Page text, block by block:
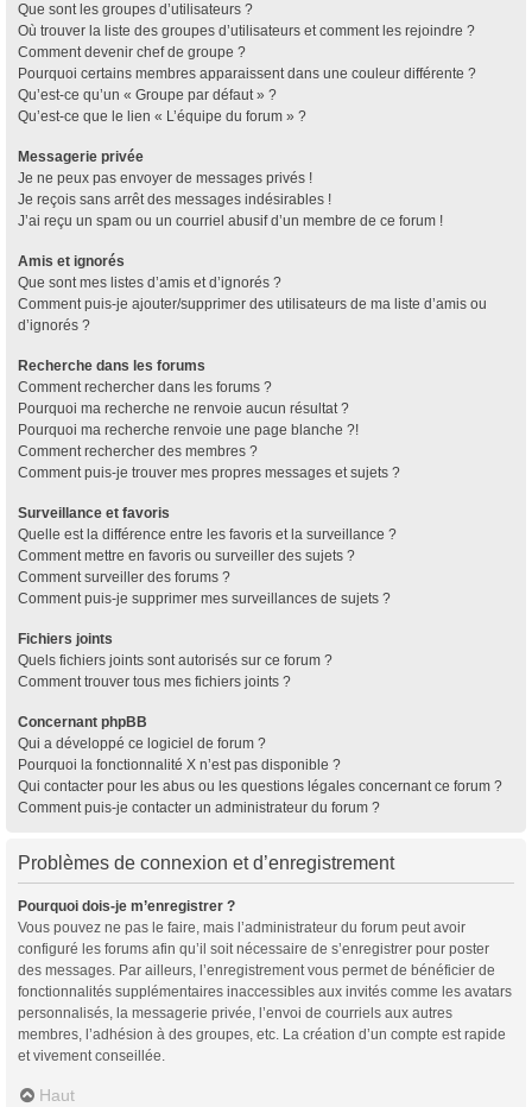
Que sont les groupes d’utilisateurs ?
Où trouver la liste des groupes d’utilisateurs et comment les rejoindre ?
Comment devenir chef de groupe ?
Pourquoi certains membres apparaissent dans une couleur différente ?
Qu’est-ce qu’un « Groupe par défaut » ?
Qu’est-ce que le lien « L’équipe du forum » ?
Messagerie privée
Je ne peux pas envoyer de messages privés !
Je reçois sans arrêt des messages indésirables !
J’ai reçu un spam ou un courriel abusif d’un membre de ce forum !
Amis et ignorés
Que sont mes listes d’amis et d’ignorés ?
Comment puis-je ajouter/supprimer des utilisateurs de ma liste d’amis ou
d’ignorés ?
Recherche dans les forums
Comment rechercher dans les forums ?
Pourquoi ma recherche ne renvoie aucun résultat ?
Pourquoi ma recherche renvoie une page blanche ?!
Comment rechercher des membres ?
Comment puis-je trouver mes propres messages et sujets ?
Surveillance et favoris
Quelle est la différence entre les favoris et la surveillance ?
Comment mettre en favoris ou surveiller des sujets ?
Comment surveiller des forums ?
Comment puis-je supprimer mes surveillances de sujets ?
Fichiers joints
Quels fichiers joints sont autorisés sur ce forum ?
Comment trouver tous mes fichiers joints ?
Concernant phpBB
Qui a développé ce logiciel de forum ?
Pourquoi la fonctionnalité X n’est pas disponible ?
Qui contacter pour les abus ou les questions légales concernant ce forum ?
Comment puis-je contacter un administrateur du forum ?
Problèmes de connexion et d’enregistrement
Pourquoi dois-je m’enregistrer ?
Vous pouvez ne pas le faire, mais l’administrateur du forum peut avoir
configuré les forums afin qu’il soit nécessaire de s’enregistrer pour poster
des messages. Par ailleurs, l’enregistrement vous permet de bénéficier de
fonctionnalités supplémentaires inaccessibles aux invités comme les avatars
personnalisés, la messagerie privée, l’envoi de courriels aux autres
membres, l’adhésion à des groupes, etc. La création d’un compte est rapide
et vivement conseillée.
Haut